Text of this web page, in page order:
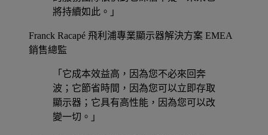
將持續如此。」
Franck Racapé 飛利浦專業顯示器解決方案 EMEA
銷售總監
「它成本效益高，因為您不必來回奔
波；它節省時間，因為您可以立即存取
顯示器；它具有高性能，因為您可以改
變一切。」